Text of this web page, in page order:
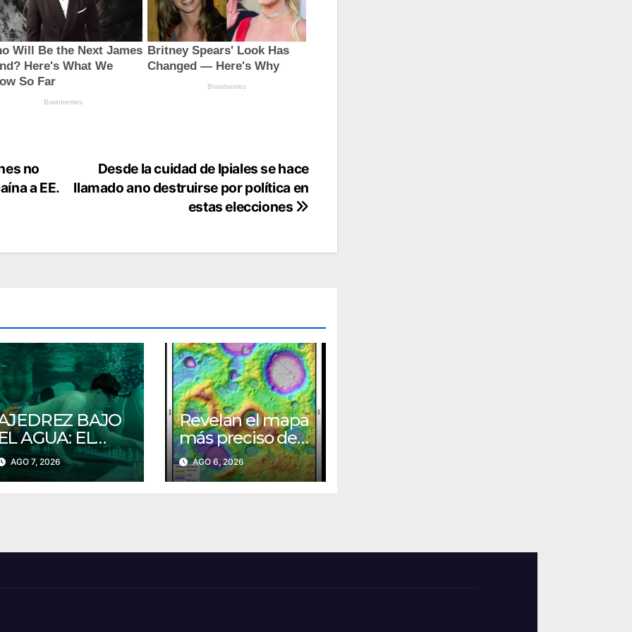
Desde la cuidad de Ipiales se hace
llamado ano destruirse por política en
estas elecciones
no
a EE.
BAJO
AGUA: EL
QUE
16
AGO 7, 2026
Revelan el mapa
más preciso del
polo sur lunar:
clave para volver
AGO 6, 2026